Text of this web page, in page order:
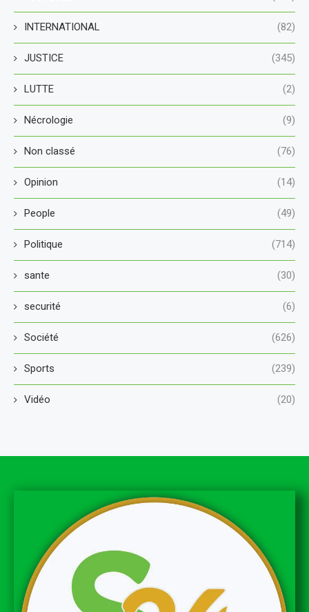
INTERNATIONAL (82)
JUSTICE (345)
LUTTE (2)
Nécrologie (9)
Non classé (76)
Opinion (14)
People (49)
Politique (714)
sante (30)
securité (6)
Société (626)
Sports (239)
Vidéo (20)